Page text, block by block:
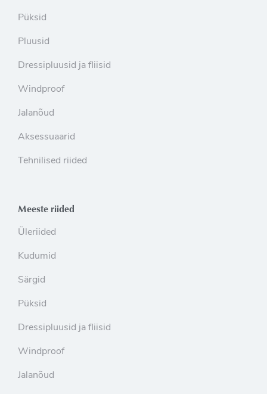
Püksid
Pluusid
Dressipluusid ja fliisid
Windproof
Jalanõud
Aksessuaarid
Tehnilised riided
Meeste riided
Üleriided
Kudumid
Särgid
Püksid
Dressipluusid ja fliisid
Windproof
Jalanõud